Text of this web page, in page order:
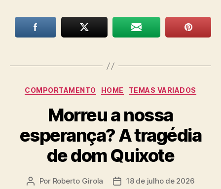
Categorias
COMPORTAMENTO HOME TEMAS VARIADOS
Morreu a nossa
esperança? A tragédia
de dom Quixote
Autor
Por Roberto Girola
Data18 de julho de 2026